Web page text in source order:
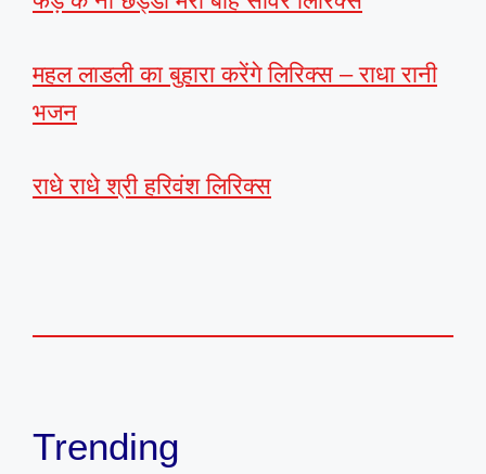
महल लाडली का बुहारा करेंगे लिरिक्स – राधा रानी
भजन
राधे राधे श्री हरिवंश लिरिक्स
Trending